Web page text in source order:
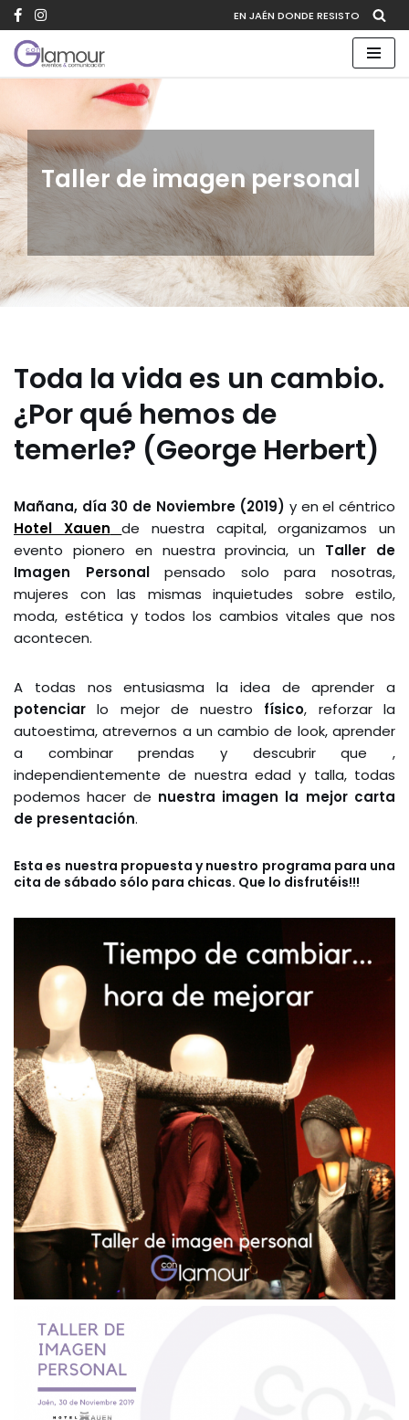
Saltar
al
EN JAÉN DONDE RESISTO
Taller de imagen personal
Toda la vida es un cambio.
¿Por qué hemos de
temerle? (George Herbert)
Mañana, día 30 de Noviembre (2019) y en el céntrico
Hotel Xauen
de nuestra capital, organizamos un
evento pionero en nuestra provincia, un Taller de
Imagen Personalpensado solo para nosotras,
mujeres con las mismas inquietudes sobre estilo,
moda, estética y todos los cambios vitales que nos
acontecen.
A todas nos entusiasma la idea de aprender a
potenciar lo mejor de nuestro físico, reforzar la
autoestima, atrevernos a un cambio de look, aprender
a combinar prendas y descubrir que ,
independientemente de nuestra edad y talla, todas
podemos hacer de nuestra imagen la mejor carta
de presentación.
Esta es nuestra propuesta y nuestro programa para una
cita de sábado sólo para chicas. Que lo disfrutéis!!!